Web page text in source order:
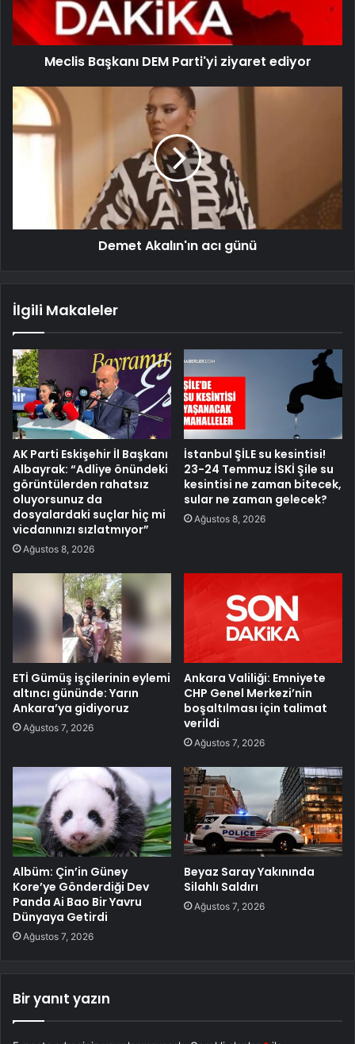
Meclis Başkanı DEM Parti'yi ziyaret ediyor
Demet Akalın'ın acı günü
İlgili Makaleler
AK Parti Eskişehir İl Başkanı
Albayrak: “Adliye önündeki
görüntülerden rahatsız
oluyorsunuz da
dosyalardaki suçlar hiç mi
vicdanınızı sızlatmıyor”
Ağustos 8, 2026
İstanbul ŞİLE su kesintisi!
23-24 Temmuz İSKİ Şile su
kesintisi ne zaman bitecek,
sular ne zaman gelecek?
Ağustos 8, 2026
ETİ Gümüş işçilerinin eylemi
altıncı gününde: Yarın
Ankara’ya gidiyoruz
Ağustos 7, 2026
Ankara Valiliği: Emniyete
CHP Genel Merkezi’nin
boşaltılması için talimat
verildi
Ağustos 7, 2026
Albüm: Çin’in Güney
Kore’ye Gönderdiği Dev
Panda Ai Bao Bir Yavru
Dünyaya Getirdi
Ağustos 7, 2026
Beyaz Saray Yakınında
Silahlı Saldırı
Ağustos 7, 2026
Bir yanıt yazın